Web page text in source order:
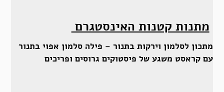
מתנות קטנות האינסטגרם
מתכון לסלמון וירקות בתנור – פילה סלמון אפוי בתנור
עם קראסט משגע של פיסטוקים גרוסים ופריכים